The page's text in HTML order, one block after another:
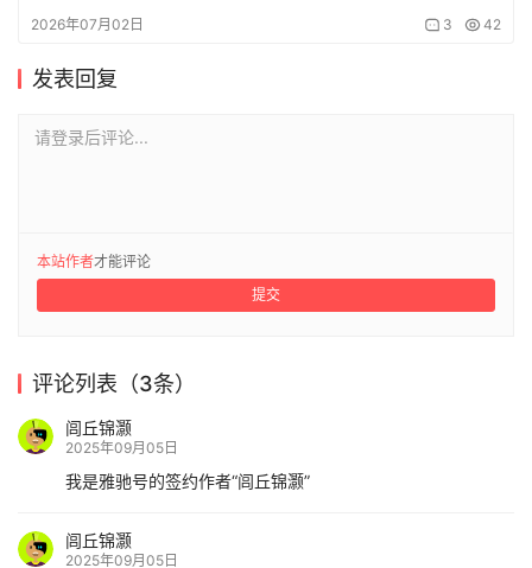
2026年07月02日 3 42
发表回复
请登录后评论...
本站作者才能评论
提交
评论列表（3条）
闾丘锦灏
2025年09月05日
我是雅驰号的签约作者“闾丘锦灏”
闾丘锦灏
2025年09月05日